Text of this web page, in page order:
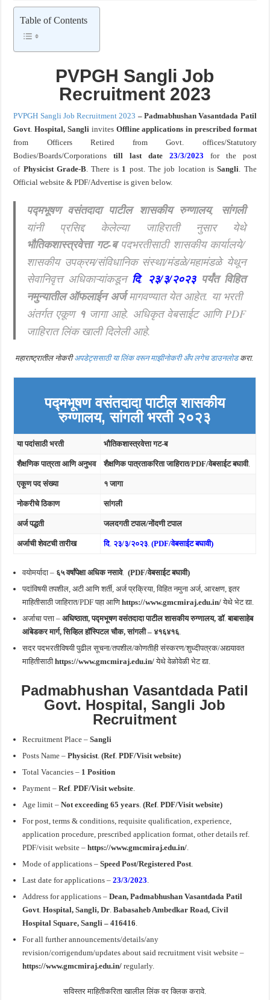
खुशखबर ! नागपूर विद्यापीठ मध्ये १३९ सहायक प्राध्यापक पदांची भरती सुरु ! Nagpur
Table of Contents
PVPGH Sangli Job
Recruitment 2023
PVPGH Sangli Job Recruitment 2023 – Padmabhushan Vasantdada Patil
Govt.Hospital, Sangliinvites Offline applications in prescribed format
from Officers Retired from Govt. offices/Statutory
Bodies/Boards/Corporationstill last date 23/3/2023 for the post
of Physicist Grade-B. There is 1 post. The job location isSangli. The
Official website & PDF/Advertise is given below.
पद्मभूषण वसंतदादा पाटील शासकीय रुग्णालय, सांगली
यांनी प्रसिद्द केलेल्या जाहिराती नुसार येथे
भौतिकशास्त्रवेत्ता गट-बपदभरतीसाठी शासकीय कार्यालये/
शासकीय उपक्रम/संविधानिक संस्था/मंडळे/महामंडळे येथून
सेवानिवृत्त अधिकाऱ्यांकडून दि. २३/३/२०२३पर्यंत विहित
नमुन्यातील ऑफलाईन अर्जमागवण्यात येतआहेत. या भरती
अंतर्गत एकूण१ जागा आहे. अधिकृत वेबसाईट आणि PDF
जाहिरात लिंक खाली दिलेली आहे.
महाराष्ट्रातील नोकरीअपडेट्ससाठी या लिंक वरून माझीनोकरी अँप लगेच डाउनलोडकरा.
पद्मभूषण वसंतदादा पाटील शासकीय
रुग्णालय, सांगलीभरती २०२३
या पदांसाठी भरती भौतिकशास्त्रवेत्ता गट-ब
शैक्षणिक पात्रता आणि अनुभव शैक्षणिक पात्रताकरिता जाहिरात/PDF/वेबसाईट बघावी.
एकूण पद संख्या १ जागा
नोकरीचे ठिकाण सांगली
अर्ज पद्धती जलदगती टपाल/नोंदणी टपाल
अर्जाची शेवटची तारीख दि. २३/३/२०२३.(PDF/वेबसाईट बघावी)
वयोमर्यादा – ६५ वर्षांपेक्षा अधिक नसावे.(PDF/वेबसाईट बघावी)
पदांविषयी तपशील, अटी आणि शर्ती, अर्ज प्रक्रिया, विहित नमुना अर्ज, आरक्षण, इतर
माहितीसाठी जाहिरात/PDF पहा आणिhttps://www.gmcmiraj.edu.in/येथे भेट द्या.
अर्जाचा पत्ता –अधिष्ठाता,पद्मभूषण वसंतदादा पाटील शासकीय रुग्णालय,डॉ. बाबासाहेब
आंबेडकर मार्ग, सिव्हिल हॉस्पिटल चौक,सांगली – ४१६४१६
सदर पदभरतीविषयी पुढील सूचना/तपशील/कोणतीही संस्करण/शुध्दीपत्रक/अद्ययावत
माहितीसाठीhttps://www.gmcmiraj.edu.in/येथे वेळोवेळी भेट द्या.
Padmabhushan Vasantdada Patil
Govt. Hospital, Sangli Job
Recruitment
Recruitment Place –Sangli
Posts Name –Physicist .(Ref.PDF/Visit website)
Total Vacancies – 1 Position
Payment –Ref.PDF/Visit website
Age limit –Not exceeding 65 years .(Ref.PDF/Visit website)
For post, terms & conditions, requisite qualification, experience,
application procedure, prescribed application format, other details ref.
PDF/visit website – https://www.gmcmiraj.edu.in/
Mode of applications –Speed Post/Registered Post
Last date for applications –23/3/2023
Address for applications –Dean, Padmabhushan Vasantdada Patil
Govt .Hospital, Sangli, Dr .Babasaheb Ambedkar Road, Civil
Hospital Square, Sangli – 416416
For all further announcements/details/any
revision/corrigendum/updates about said recruitment visit website –
https://www.gmcmiraj.edu.in/regularly.
सविस्तर माहितीकरिता खालील लिंक वर क्लिक करावे.